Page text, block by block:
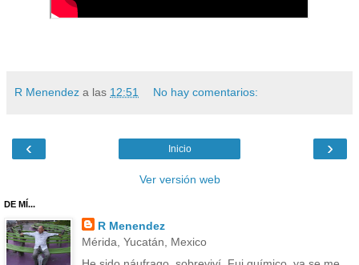
R Menendez a las 12:51 No hay comentarios:
‹ ›
Inicio
Ver versión web
DE MÍ...
R Menendez
Mérida, Yucatán, Mexico